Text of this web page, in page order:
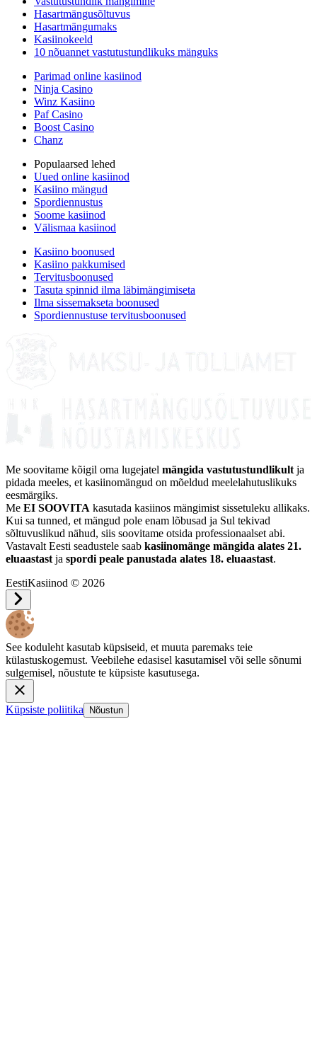
Hasartmängusõltuvus
Hasartmängumaks
Kasiinokeeld
10 nõuannet vastutustundlikuks mänguks
Parimad online kasiinod
Ninja Casino
Winz Kasiino
Paf Casino
Boost Casino
Chanz
Populaarsed lehed
Uued online kasiinod
Kasiino mängud
Spordiennustus
Soome kasiinod
Välismaa kasiinod
Kasiino boonused
Kasiino pakkumised
Tervitusboonused
Tasuta spinnid ilma läbimängimiseta
Ilma sissemakseta boonused
Spordiennustuse tervitusboonused
Me soovitame kõigil oma lugejatel mängida vastutustundlikult ja
pidada meeles, et kasiinomängud on mõeldud meelelahutuslikuks
eesmärgiks.
Me EI SOOVITA kasutada kasiinos mängimist sissetuleku allikaks.
Kui sa tunned, et mängud pole enam lõbusad ja Sul tekivad
sõltuvuslikud nähud, siis soovitame otsida professionaalset abi.
Vastavalt Eesti seadustele saab kasiinomänge mängida alates 21.
eluaastast ja spordi peale panustada alates 18. eluaastast.
EestiKasiinod © 2026
See koduleht kasutab küpsiseid, et muuta paremaks teie
külastuskogemust. Veebilehe edasisel kasutamisel või selle sõnumi
sulgemisel, nõustute te küpsiste kasutusega.
Küpsiste poliitika Nõustun